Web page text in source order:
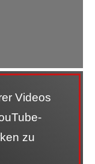
Videos
zu